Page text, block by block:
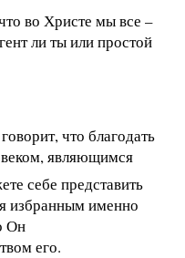
во Христе мы все –
ли ты или простой
что благодать
являющимся
себе представить
избранным именно
Он
его.